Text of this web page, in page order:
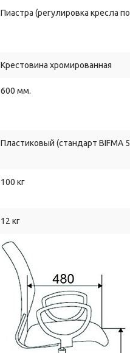
Пиастра (регулировка кресла
Крестовина хромированная
600 мм.
Пластиковый (стандарт BIFMA
100 кг
12 кг